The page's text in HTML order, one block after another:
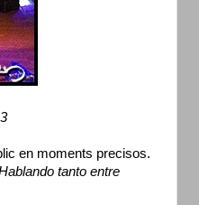
en moments precisos.
tanto entre